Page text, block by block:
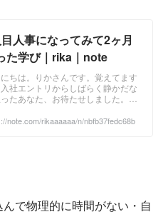
人事になってみて2ヶ月
た学び｜rika｜note
にちは。りかさんです。覚えてます
社エントリからしばらく静かだな
たあなた、お待たせしました。も
ガクブルブル 入社して2ヶ月が経
note.com/rikaaaaaa/n/nbfb37fedc68b
で物理的に時間がない・自